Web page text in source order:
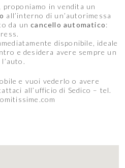
proponiamo in vendita un
all’interno di un’autorimessa
da uncancello automatico:
disponibile, ideale
e desidera avere sempre un
e vuoi vederlo o avere
all’ufficio di Sedico – tel.